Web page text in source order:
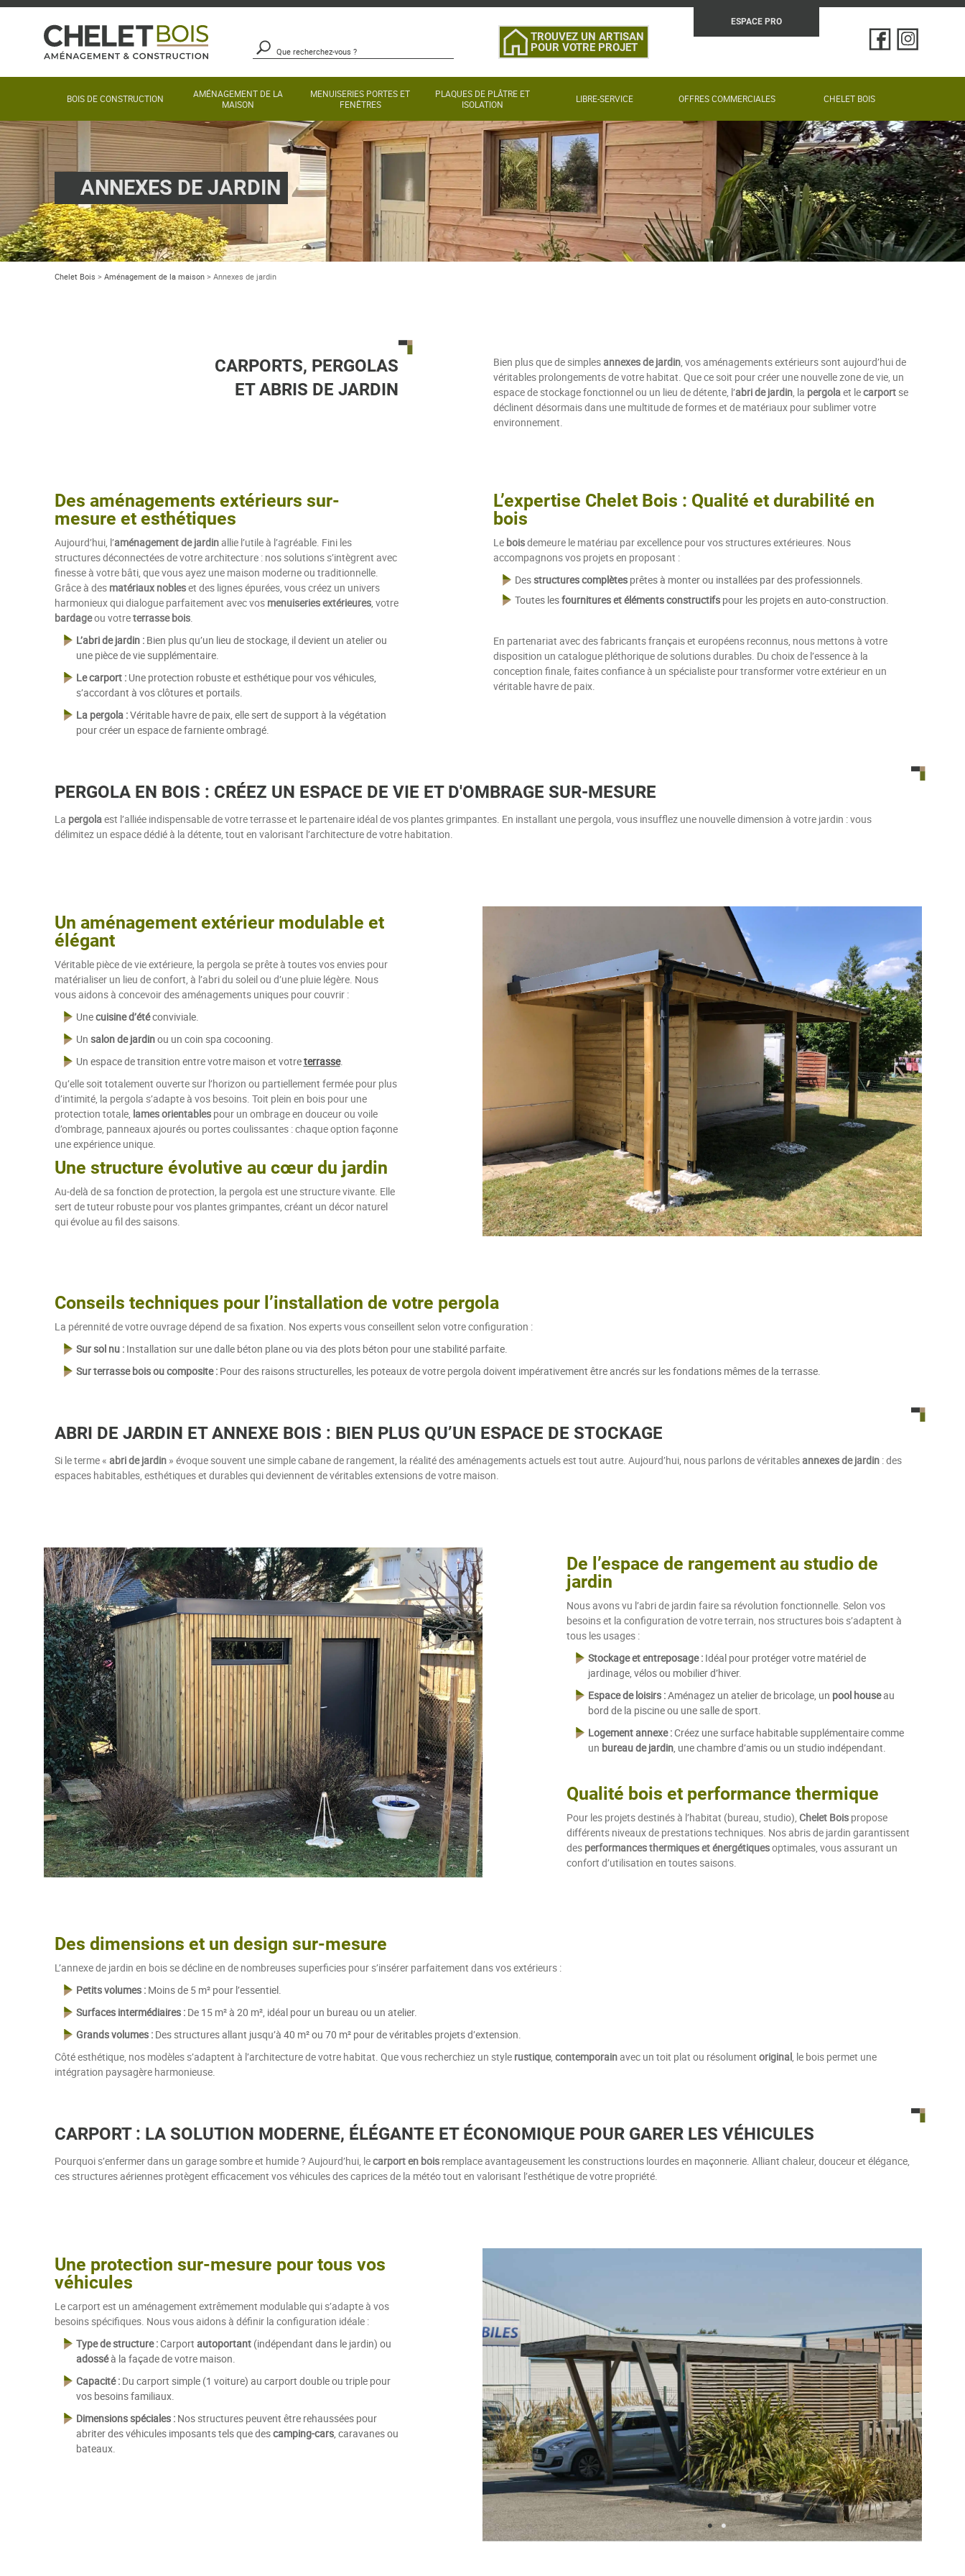
TROUVEZ UN ARTISAN
POUR VOTRE PROJET
ESPACE PRO
BOIS DE CONSTRUCTION
AMÉNAGEMENT DE LA
MAISON
MENUISERIES PORTES ET
FENÊTRES
PLAQUES DE PLÂTRE ET
ISOLATION
LIBRE-SERVICE OFFRES COMMERCIALES CHELET BOIS
ANNEXES DE JARDIN
Chelet Bois > Aménagement de la maison> Annexes de jardin
CARPORTS, PERGOLAS
ET ABRIS DE JARDIN
Bien plus que de simplesannexes de jardin, vos aménagements extérieurs sont aujourd’hui de
véritables prolongements de votre habitat. Que ce soit pour créer une nouvelle zone de vie, un
espace de stockage fonctionnel ou un lieu de détente, l’abri de jardin, la pergolaet lecarportse
déclinent désormais dans une multitude de formes et de matériaux pour sublimer votre
environnement.
Des aménagements extérieurs sur-
mesure et esthétiques
Aujourd’hui, l’aménagement de jardinallie l’utile à l’agréable. Fini les
structures déconnectées de votre architecture : nos solutions s’intègrent avec
finesse à votre bâti, que vous ayez une maison moderne ou traditionnelle.
Grâce à des matériaux nobleset des lignes épurées, vous créez un univers
harmonieux qui dialogue parfaitement avec vos menuiseries extérieures, votre
bardageou votreterrasse bois.
L’abri de jardin :Bien plus qu’un lieu de stockage, il devient un atelier ou
une pièce de vie supplémentaire.
Le carport :Une protection robuste et esthétique pour vos véhicules,
s’accordant à vos clôtures et portails.
La pergola :Véritable havre de paix, elle sert de support à la végétation
pour créer un espace de farniente ombragé.
L’expertise Chelet Bois : Qualité et durabilité en
bois
Le boisdemeure le matériau par excellence pour vos structures extérieures. Nous
accompagnons vos projets en proposant :
Desstructures complètes prêtes à monter ou installées par des professionnels.
Toutes lesfournitures et éléments constructifs pour les projets en auto-construction.
En partenariat avec des fabricants français et européens reconnus, nous mettons à votre
disposition un catalogue pléthorique de solutions durables. Du choix de l’essence à la
conception finale, faites confiance à un spécialiste pour transformer votre extérieur en un
véritable havre de paix.
PERGOLA EN BOIS : CRÉEZ UN ESPACE DE VIE ET D'OMBRAGE SUR-MESURE
La pergolaest l’alliée indispensable de votre terrasse et le partenaire idéal de vos plantes grimpantes. En installant une pergola, vous insufflez une nouvelle dimension à votre jardin : vous
délimitez un espace dédié à la détente, tout en valorisant l’architecture de votre habitation.
Un aménagement extérieur modulable et
élégant
Véritable pièce de vie extérieure, la pergola se prête à toutes vos envies pour
matérialiser un lieu de confort, à l’abri du soleil ou d’une pluie légère. Nous
vous aidons à concevoir des aménagements uniques pour couvrir :
Unecuisine d’étéconviviale.
Un salon de jardinou un coin spa cocooning.
Un espace de transition entre votre maison et votreterrasse.
Qu’elle soit totalement ouverte sur l’horizon ou partiellement fermée pour plus
d’intimité, la pergola s’adapte à vos besoins. Toit plein en bois pour une
protection totale, lames orientablespour un ombrage en douceur ou voile
d’ombrage, panneaux ajourés ou portes coulissantes : chaque option façonne
une expérience unique.
Une structure évolutive au cœur du jardin
Au-delà de sa fonction de protection, la pergola est une structure vivante. Elle
sert de tuteur robuste pour vos plantes grimpantes, créant un décor naturel
qui évolue au fil des saisons.
Conseils techniques pour l’installation de votre pergola
La pérennité de votre ouvrage dépend de sa fixation. Nos experts vous conseillent selon votre configuration :
Sur sol nu :Installation sur une dalle béton plane ou via des plots béton pour une stabilité parfaite.
Sur terrasse bois ou composite :Pour des raisons structurelles, les poteaux de votre pergola doivent impérativement être ancrés sur les fondations mêmes de la terrasse.
ABRI DE JARDIN ET ANNEXE BOIS : BIEN PLUS QU’UN ESPACE DE STOCKAGE
Si le terme « abri de jardin» évoque souvent une simple cabane de rangement, la réalité des aménagements actuels est tout autre. Aujourd’hui, nous parlons de véritablesannexes de jardin: des
espaces habitables, esthétiques et durables qui deviennent de véritables extensions de votre maison.
De l’espace de rangement au studio de
jardin
Nous avons vu l’abri de jardin faire sa révolution fonctionnelle. Selon vos
besoins et la configuration de votre terrain, nos structures bois s’adaptent à
tous les usages :
Stockage et entreposage :Idéal pour protéger votre matériel de
jardinage, vélos ou mobilier d’hiver.
Espace de loisirs :Aménagez un atelier de bricolage, un pool houseau
bord de la piscine ou une salle de sport.
Logement annexe :Créez une surface habitable supplémentaire comme
un bureau de jardin, une chambre d’amis ou un studio indépendant.
Qualité bois et performance thermique
Pour les projets destinés à l’habitat (bureau, studio), Chelet Boispropose
différents niveaux de prestations techniques. Nos abris de jardin garantissent
des performances thermiques et énergétiquesoptimales, vous assurant un
confort d’utilisation en toutes saisons.
Des dimensions et un design sur-mesure
L’annexe de jardin en bois se décline en de nombreuses superficies pour s’insérer parfaitement dans vos extérieurs :
Petits volumes :Moins de 5 m² pour l’essentiel.
Surfaces intermédiaires :De 15 m² à 20 m², idéal pour un bureau ou un atelier.
Grands volumes :Des structures allant jusqu’à 40 m² ou 70 m² pour de véritables projets d’extension.
Côté esthétique, nos modèles s’adaptent à l’architecture de votre habitat. Que vous recherchiez un style rustique, contemporainavec un toit plat ou résolument original, le bois permet une
intégration paysagère harmonieuse.
CARPORT : LA SOLUTION MODERNE, ÉLÉGANTE ET ÉCONOMIQUE POUR GARER LES VÉHICULES
Pourquoi s’enfermer dans un garage sombre et humide ? Aujourd’hui, lecarport en boisremplace avantageusement les constructions lourdes en maçonnerie. Alliant chaleur, douceur et élégance,
ces structures aériennes protègent efficacement vos véhicules des caprices de la météo tout en valorisant l’esthétique de votre propriété.
Une protection sur-mesure pour tous vos
véhicules
Le carport est un aménagement extrêmement modulable qui s’adapte à vos
besoins spécifiques. Nous vous aidons à définir la configuration idéale :
Type de structure :Carport autoportant(indépendant dans le jardin) ou
adosséà la façade de votre maison.
Capacité :Du carport simple (1 voiture) au carport double ou triple pour
vos besoins familiaux.
Dimensions spéciales :Nos structures peuvent être rehaussées pour
abriter des véhicules imposants tels que descamping-cars, caravanes ou
bateaux.